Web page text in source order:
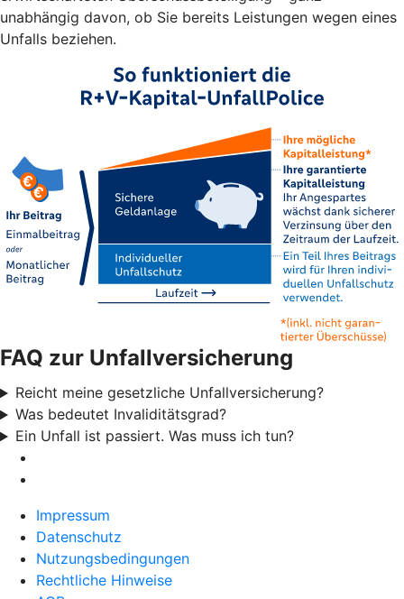
unabhängig davon, ob Sie bereits Leistungen wegen eines
Unfalls beziehen.
FAQ zur Unfallversicherung
Reicht meine gesetzliche Unfallversicherung?
Was bedeutet Invaliditätsgrad?
Ein Unfall ist passiert. Was muss ich tun?
Impressum
Datenschutz
Nutzungsbedingungen
Rechtliche Hinweise